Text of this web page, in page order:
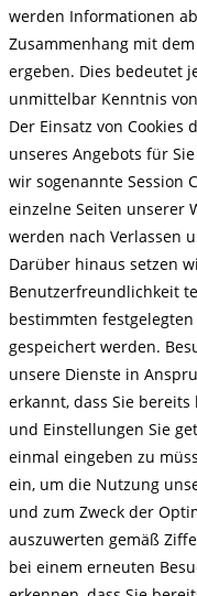
werden Informationen
Zusammenhang mit
ergeben. Dies bedeutet
unmittelbar Kenntnis
Der Einsatz von
unseres Angebots für
wir sogenannte Session
einzelne Seiten unserer
werden nach Verlassen
Darüber hinaus setzen
Benutzerfreundlichkeit
bestimmten
gespeichert werden.
unsere Dienste in
erkannt, dass Sie
und Einstellungen Sie
einmal eingeben zu
ein, um die Nutzung
und zum Zweck der
auszuwerten gemäß
bei einem erneuten